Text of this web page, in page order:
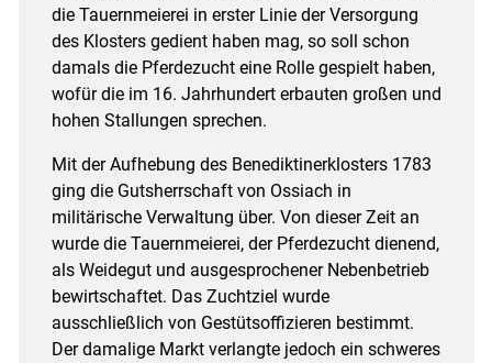
die Tauernmeierei in erster Linie der Versorgung
des Klosters gedient haben mag, so soll schon
damals die Pferdezucht eine Rolle gespielt haben,
wofür die im 16. Jahrhundert erbauten großen und
hohen Stallungen sprechen.
Mit der Aufhebung des Benediktinerklosters 1783
ging die Gutsherrschaft von Ossiach in
militärische Verwaltung über. Von dieser Zeit an
wurde die Tauernmeierei, der Pferdezucht dienend,
als Weidegut und ausgesprochener Nebenbetrieb
bewirtschaftet. Das Zuchtziel wurde
ausschließlich von Gestütsoffizieren bestimmt.
Der damalige Markt verlangte jedoch ein schweres